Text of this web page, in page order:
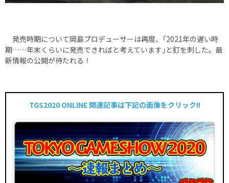
発売時期について岡島プロデューサーは再度、｢2021年の遅い時
期……年末くらいに発売できればと考えています｣と釘を刺した。最
新情報の公開が待たれる！
TGS2020 ONLINE 関連記事は下記の画像をクリック!!